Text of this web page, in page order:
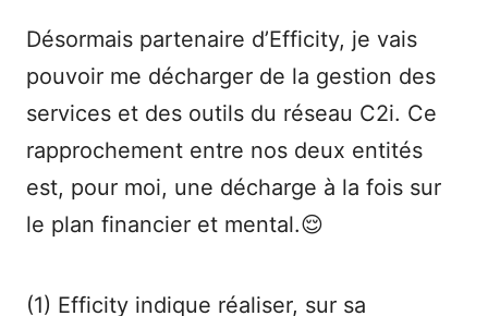
Désormais partenaire d’Efficity, je vais
pouvoir me décharger de la gestion des
services et des outils du réseau C2i. Ce
rapprochement entre nos deux entités
est, pour moi, une décharge à la fois sur
le plan financier et mental.😌
(1) Efficity indique réaliser, sur sa